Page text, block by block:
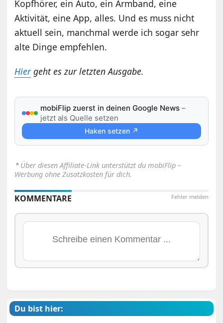
Kopfhörer, ein Auto, ein Armband, eine
Aktivität, eine App, alles. Und es muss nicht
aktuell sein, manchmal werde ich sogar sehr
alte Dinge empfehlen.
Hiergeht es zur letzten Ausgabe.
mobiFlip zuerst in deinen Google News –
jetzt als Quelle setzen
Haken setzen ↗
⋆ Über diesen Affiliate-Link unterstützt du mobiFlip –
Werbung ohne Zusatzkosten für dich.
Fehler melden
KOMMENTARE
Du bist hier: